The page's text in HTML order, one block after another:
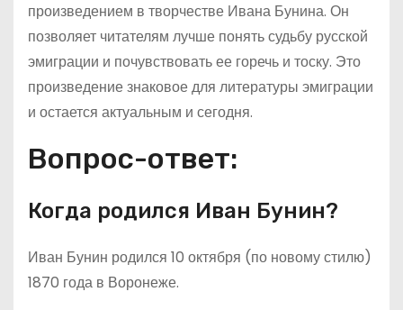
произведением в творчестве Ивана Бунина. Он
позволяет читателям лучше понять судьбу русской
эмиграции и почувствовать ее горечь и тоску. Это
произведение знаковое для литературы эмиграции
и остается актуальным и сегодня.
Вопрос-ответ:
Когда родился Иван Бунин?
Иван Бунин родился 10 октября (по новому стилю)
1870 года в Воронеже.